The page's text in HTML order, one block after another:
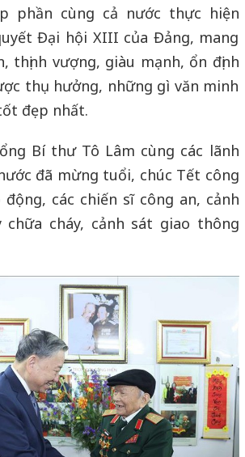
phần cùng cả nước thực hiện
Đại hội XIII của Đảng, mang
thịnh vượng, giàu mạnh, ổn định
thụ hưởng, những gì văn minh
đẹp nhất.
Bí thư Tô Lâm cùng các lãnh
đã mừng tuổi, chúc Tết công
các chiến sĩ công an, cảnh
chữa cháy, cảnh sát giao thông